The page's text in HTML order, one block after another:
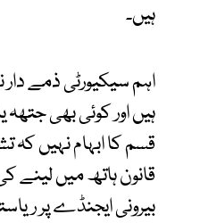
ہیں۔
اہم سیکیورٹی ذمے
ہیں اور کوئی بھی
قسم کا ابہام نہیں کہ
قانون ہاتھ میں
بیرونی ایجنڈے پر